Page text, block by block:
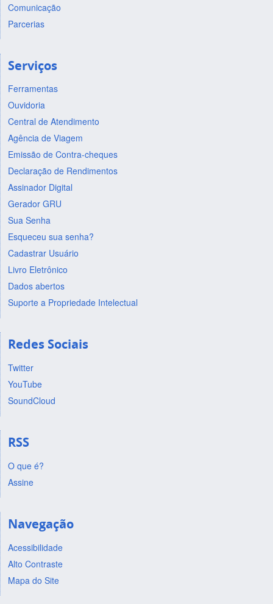
Comunicação
Parcerias
Serviços
Ferramentas
Ouvidoria
Central de Atendimento
Agência de Viagem
Emissão de Contra-cheques
Declaração de Rendimentos
Assinador Digital
Gerador GRU
Sua Senha
Esqueceu sua senha?
Cadastrar Usuário
Livro Eletrônico
Dados abertos
Suporte a Propriedade Intelectual
Redes Sociais
Twitter
YouTube
SoundCloud
RSS
O que é?
Assine
Navegação
Acessibilidade
Alto Contraste
Mapa do Site